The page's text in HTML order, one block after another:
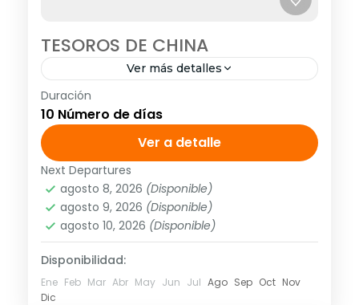
TESOROS DE CHINA
Ver más detalles
ATPEKJ03S <strong>Visitando:</strong>
Beijing Xi’an, Guilin y Shanghai.
<strong>FECHAS DE INICIO</strong>
Todos los lunes y jueves del <strong>02 de
marzo 2020</strong> al <strong>26 de
febrero 2021.</strong>...
Asia,Asia Centro-Oriental
1 Personas
Duración
10 Número de días
Ver a detalle
Next Departures
agosto 8, 2026 (Disponible)
agosto 9, 2026 (Disponible)
agosto 10, 2026 (Disponible)
Disponibilidad:
Ene Feb Mar Abr May Jun Jul Ago Sep Oct Nov
Dic